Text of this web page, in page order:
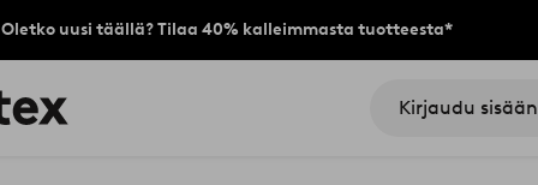
Oletko uusi täällä? Tilaa 40% kalleimmasta tuotteesta*
Kirjaudu sisään